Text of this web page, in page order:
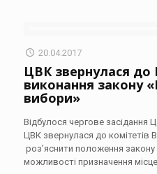
20.04.2017
ЦВК звернулася до
виконання закону
вибори»
Відбулося чергове засідання
ЦВК звернулася до комітетів
роз’яснити положення
можливості призначення